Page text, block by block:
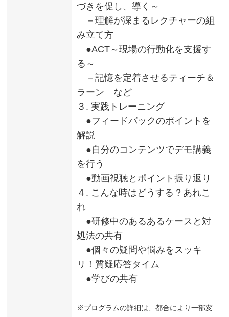
づきを促し、導く～
－理解が深まるレクチャーの組
み立て方
●ACT～現場の行動化を支援す
る～
－記憶を定着させるティーチ＆
ラーン など
３. 実践トレーニング
●フィードバックのポイントを
解説
●自分のコンテンツでデモ講義
を行う
●動画視聴とポイント振り返り
４. こんな時はどうする？あれこ
れ
●研修中のあるあるケースと対
処法の共有
●個々の疑問や悩みをスッキ
リ！質疑応答タイム
●学びの共有
※プログラムの詳細は、都合により一部変